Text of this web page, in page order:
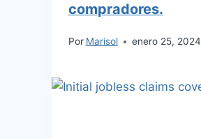
compradores.
Por Marisol enero 25, 2024